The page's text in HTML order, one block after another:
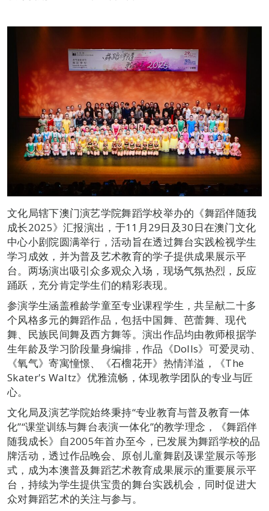
文化局辖下澳门演艺学院舞蹈学校举办的《舞蹈伴随我
成长2025》汇报演出，于11月29日及30日在澳门文化
中心小剧院圆满举行，活动旨在透过舞台实践检视学生
学习成效，并为普及艺术教育的学子提供成果展示平
台。两场演出吸引众多观众入场，现场气氛热烈，反应
踊跃，充分肯定学生们的精彩表现。
参演学生涵盖稚龄学童至专业课程学生，共呈献二十多
个风格多元的舞蹈作品，包括中国舞、芭蕾舞、现代
舞、民族民间舞及西方舞等。演出作品均由教师根据学
生年龄及学习阶段量身编排，作品《Dolls》可爱灵动、
《氧气》寄寓憧憬、《石榴花开》热情洋溢，《The
Skater's Waltz》优雅流畅，体现教学团队的专业与匠
心。
文化局及演艺学院始终秉持“专业教育与普及教育一体
化”“课堂训练与舞台表演一体化”的教学理念，《舞蹈伴
随我成长》自2005年首办至今，已发展为舞蹈学校的品
牌活动，透过作品晚会、原创儿童舞剧及课堂展示等形
式，成为本澳普及舞蹈艺术教育成果展示的重要展示平
台，持续为学生提供宝贵的舞台实践机会，同时促进大
众对舞蹈艺术的关注与参与。